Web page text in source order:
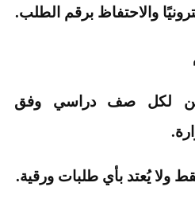
والاحتفاظ برقم الطلب.
لكل صف دراسي وفق
ولا يُعتد بأي طلبات ورقية.